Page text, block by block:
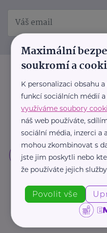
Maximální
soukromí a
K personalizaci obsahu
funkcí sociálních médií
využíváme soubory
náš web používáte,
sociální média, inzerci a
mohou zkombinovat s
jste jim poskytli nebo
že používáte jejich
Povolit vše